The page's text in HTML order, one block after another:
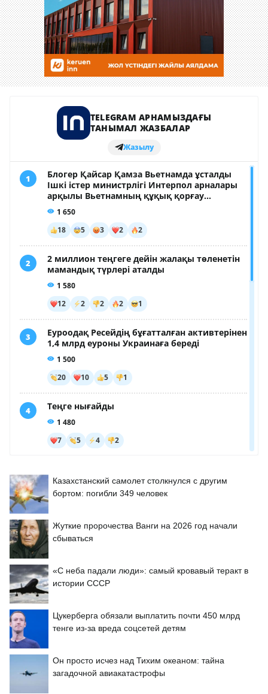
Казахстанский самолет столкнулся с другим
бортом: погибли 349 человек
Жуткие пророчества Ванги на 2026 год начали
сбываться
«С неба падали люди»: самый кровавый теракт в
истории СССР
Цукерберга обязали выплатить почти 450 млрд
тенге из-за вреда соцсетей детям
Он просто исчез над Тихим океаном: тайна
загадочной авиакатастрофы